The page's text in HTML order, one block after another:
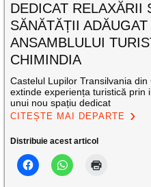
DEDICAT RELAXĂRII
SĂNĂTĂȚII ADĂUGAT
ANSAMBLULUI
CHIMINDIA
Castelul Lupilor Transilvania din
extinde experiența turistică prin
unui nou spațiu dedicat
CITEȘTE MAI DEPARTE
Distribuie acest articol